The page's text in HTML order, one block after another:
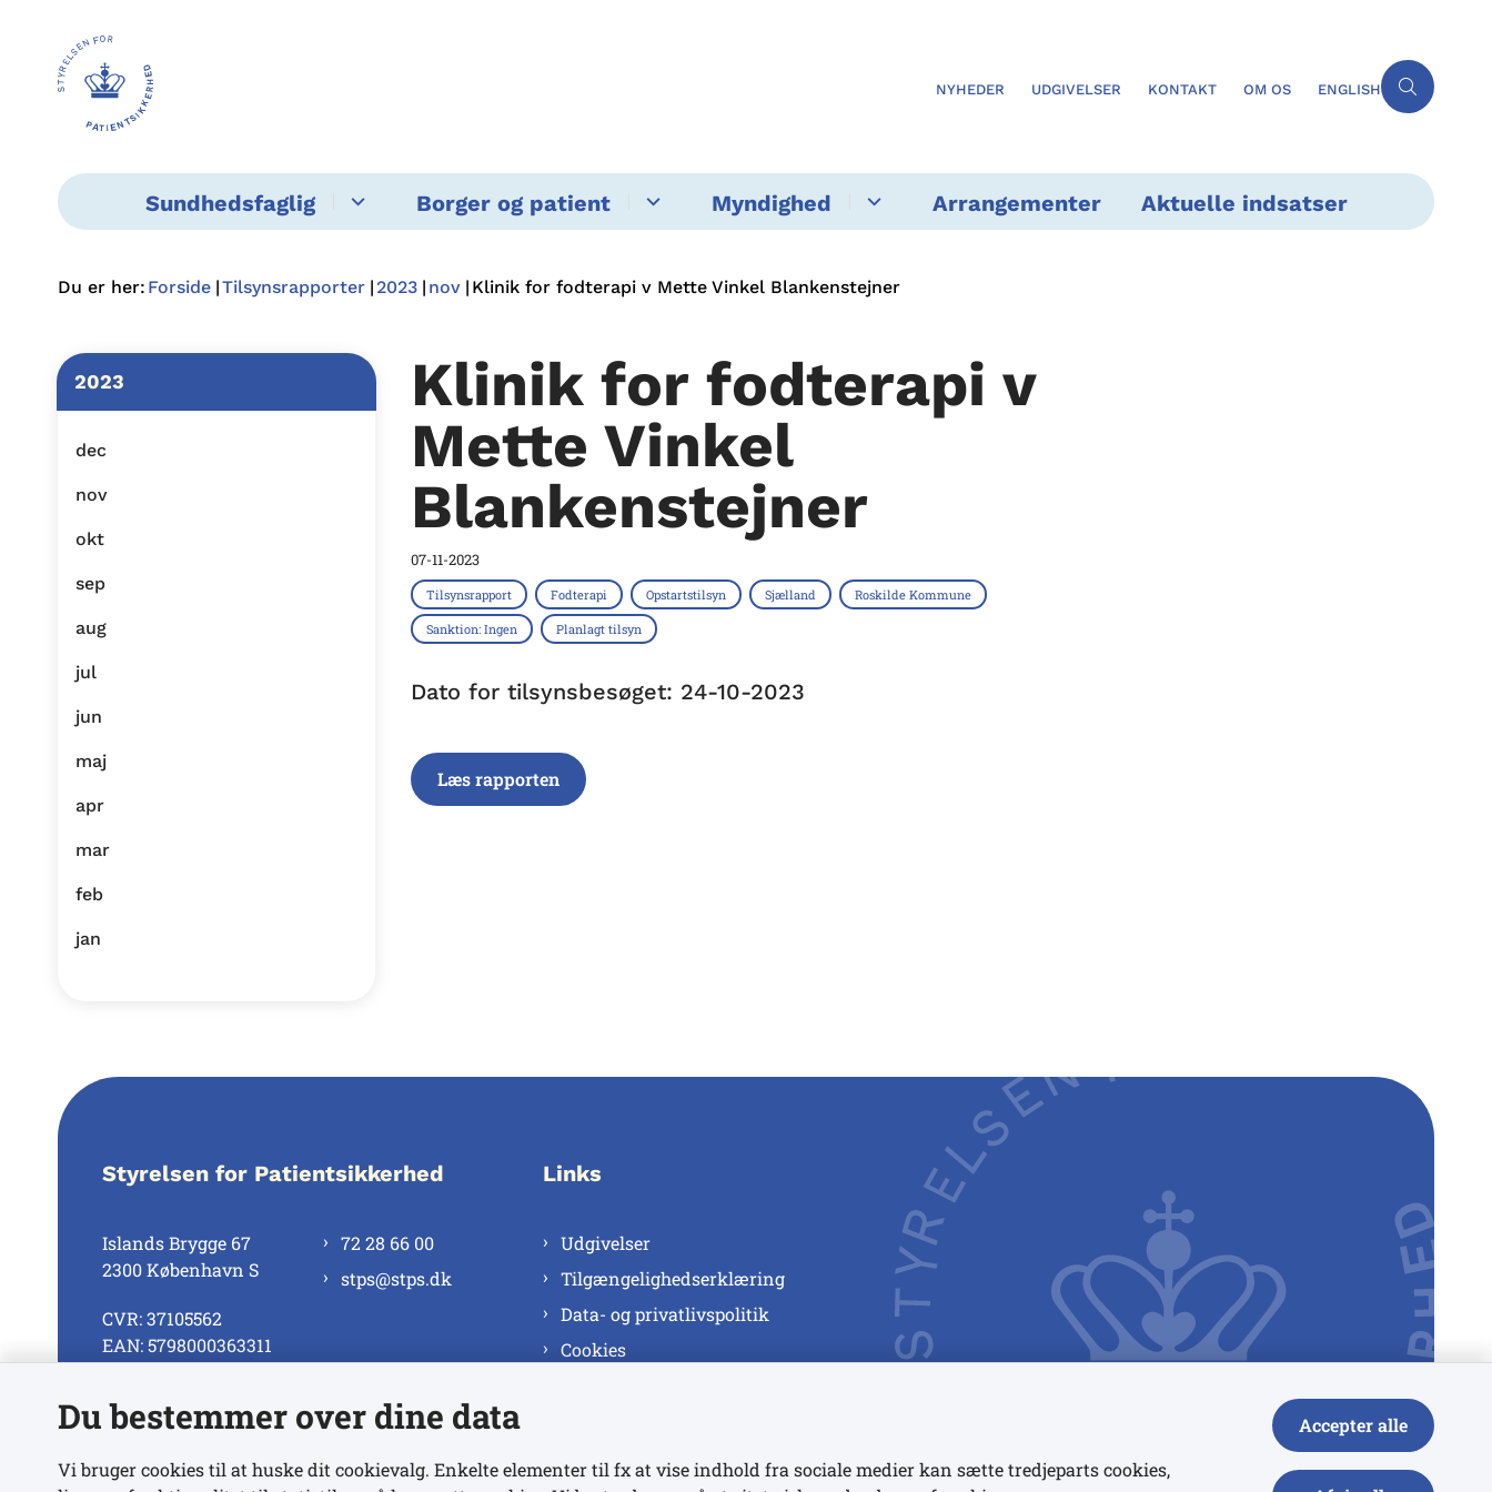
NYHEDER UDGIVELSER KONTAKT OM OS ENGLISH
Sundhedsfaglig Borger og patient Myndighed Arrangementer Aktuelle indsatser
Du er her: Forside Tilsynsrapporter 2023 nov Klinik for fodterapi v Mette Vinkel Blankenstejner
2023
dec
nov
okt
sep
aug
jul
jun
maj
apr
mar
feb
jan
Klinik for fodterapi v
Mette Vinkel
Blankenstejner
07-11-2023
Tilsynsrapport Fodterapi Opstartstilsyn Sjælland Roskilde Kommune
Sanktion: Ingen Planlagt tilsyn
Dato for tilsynsbesøget: 24-10-2023
Læs rapporten
Styrelsen for Patientsikkerhed
Islands Brygge 67
2300 København S
CVR: 37105562
EAN: 5798000363311
72 28 66 00
stps@stps.dk
Se alle kontaktnumre
Links
Udgivelser
Tilgængelighedserklæring
Data- og privatlivspolitik
Cookies
Du bestemmer over dine data
Vi bruger cookies til at huske dit cookievalg. Enkelte elementer til fx at vise indhold fra sociale medier kan sætte tredjeparts cookies,
Accepter alle